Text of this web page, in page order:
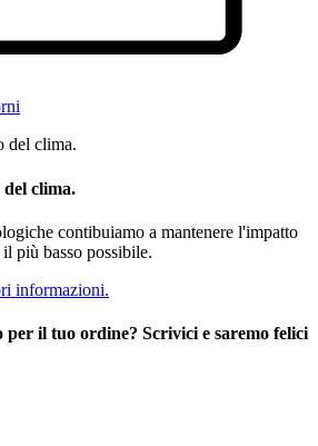
clima.
contibuiamo a mantenere l'impatto
più basso possibile.
informazioni.
per il tuo ordine? Scrivici e saremo felici